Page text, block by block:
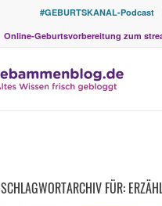
#GEBURTSKANAL-Podcast
Online-Geburtsvorbereitung zum
SCHLAGWORTARCHIV FÜR: